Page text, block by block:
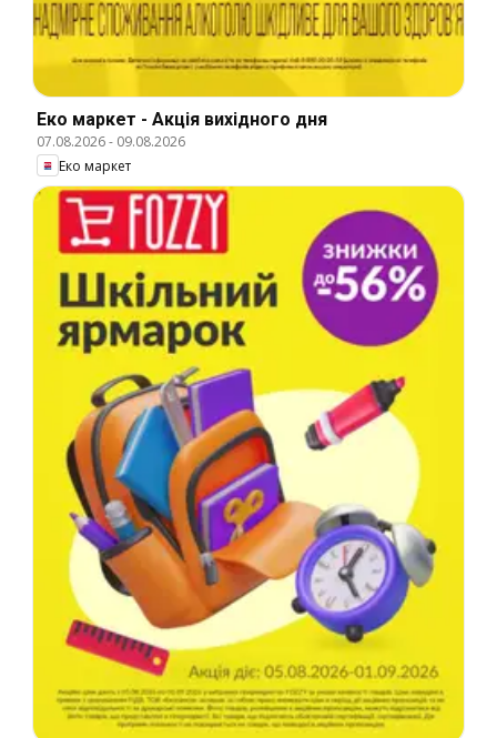
Еко маркет - Акція вихідного дня
07.08.2026- 09.08.2026
Еко маркет